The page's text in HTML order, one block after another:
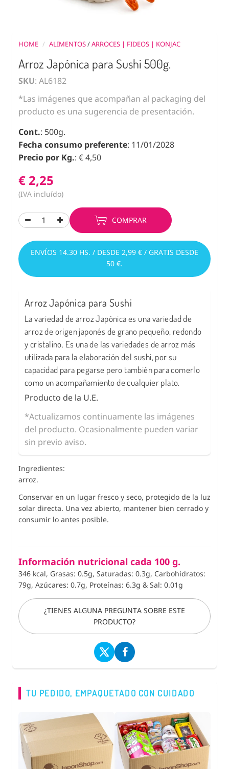
HOME / ALIMENTOS/ARROCES | FIDEOS | KONJAC
Arroz Japónica para Sushi 500g.
SKU: AL6182
*Las imágenes que acompañan al packaging del
producto es una sugerencia de presentación.
Cont.: 500g.
Fecha consumo preferente: 11/01/2028
Precio por Kg.: € 4,50
€ 2,25
(IVA incluído)
COMPRAR
ENVÍOS 14.30 HS. / DESDE 2,99 € / GRATIS DESDE
50 €.
Arroz Japónica para Sushi
La variedad de arroz Japónica es una variedad de
arroz de origen japonés de grano pequeño, redondo
y cristalino. Es una de las variedades de arroz más
utilizada para la elaboración del sushi, por su
capacidad para pegarse pero también para comerlo
como un acompañamiento de cualquier plato.
Producto de la U.E.
*Actualizamos continuamente las imágenes
del producto. Ocasionalmente pueden variar
sin previo aviso.
Ingredientes:
arroz.
Conservar en un lugar fresco y seco, protegido de la luz
solar directa. Una vez abierto, mantener bien cerrado y
consumir lo antes posible.
Información nutricional cada 100 g.
346 kcal, Grasas: 0.5g, Saturadas: 0.3g, Carbohidratos:
79g, Azúcares: 0.7g, Proteínas: 6.3g & Sal: 0.01g
¿TIENES ALGUNA PREGUNTA SOBRE ESTE
PRODUCTO?
TU PEDIDO, EMPAQUETADO CON CUIDADO